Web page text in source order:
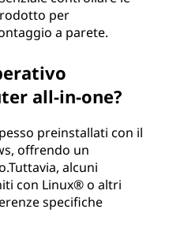
per
a parete.
all-in-one?
preinstallati con il
offrendo un
alcuni
con Linux® o altri
specifiche